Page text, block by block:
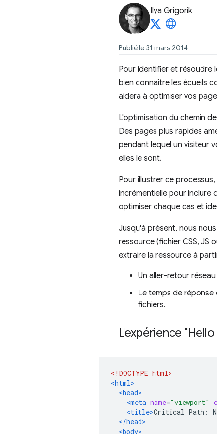
Ilya Grigorik
Publié le 31 mars 2014
Pour identifier et résoudre
bien connaître les écueils
aidera à optimiser vos
L'optimisation du chemin
Des pages plus rapides
pendant lequel un visiteur
elles le sont.
Pour illustrer ce
incrémentielle pour inclure
optimiser chaque cas et
Jusqu'à présent, nous
ressource (fichier CSS, JS
extraire la ressource à
Un aller-retour
Le temps de réponse
fichiers.
L'expérience
<!DOCTYPE html>
<html>
<head>
<meta name="viewport"
<title>Critical Path:
</head>
<body>